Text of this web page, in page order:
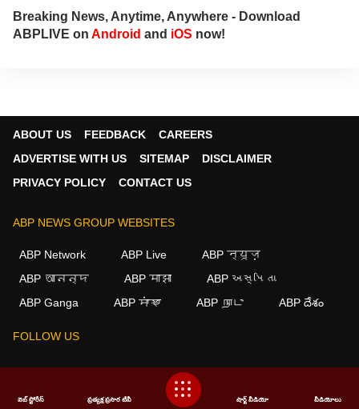
Breaking News, Anytime, Anywhere - Download
ABPLIVE on Android and iOS now!
ABOUT US FEEDBACK
CAREERS
ADVERTISE WITH US
SITEMAP
DISCLAIMER
PRIVACY POLICY
CONTACT US
ABP NEWS GROUP WEBSITES
ABP Network ABP Live
ABP न्यूज़
ABP আনন্দ
ABP माझा
ABP અસ્મિતા
ABP Ganga
ABP ਸਾਂਝਾ ABP நாடு ABP దేశం
FOLLOW US
This website follows the DNPA Code of Ethics.Copyright@2026.
వెబ్ స్టోరీస్ ప్రత్యక్ష ప్రసార టీవీ షార్ట్ వీడియో వీడియోలు